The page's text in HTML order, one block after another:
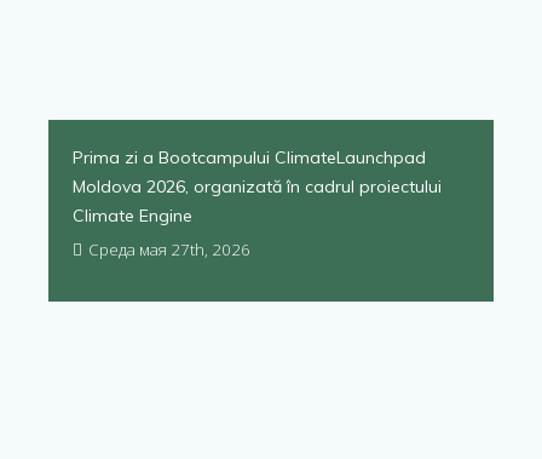
Prima zi a Bootcampului ClimateLaunchpad
Moldova 2026, organizată în cadrul proiectului
Climate Engine
Среда мая 27th, 2026